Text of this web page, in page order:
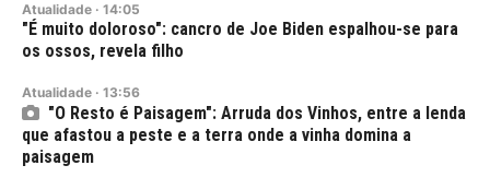
Atualidade · 14:05
"É muito doloroso": cancro de Joe Biden espalhou-se para
os ossos, revela filho
Atualidade · 13:56
"O Resto é Paisagem": Arruda dos Vinhos, entre a lenda
que afastou a peste e a terra onde a vinha domina a
paisagem